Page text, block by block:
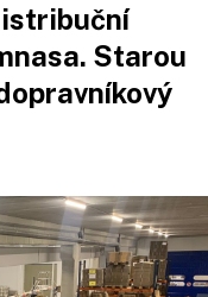
Starou